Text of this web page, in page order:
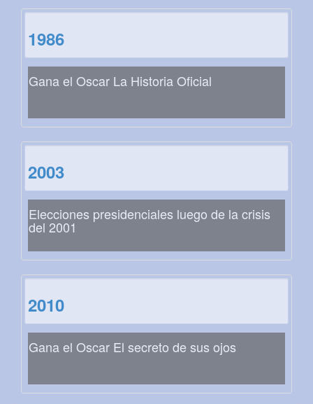
1986
Gana el Oscar La Historia Oficial
2003
Elecciones presidenciales luego de la crisis
del 2001
2010
Gana el Oscar El secreto de sus ojos